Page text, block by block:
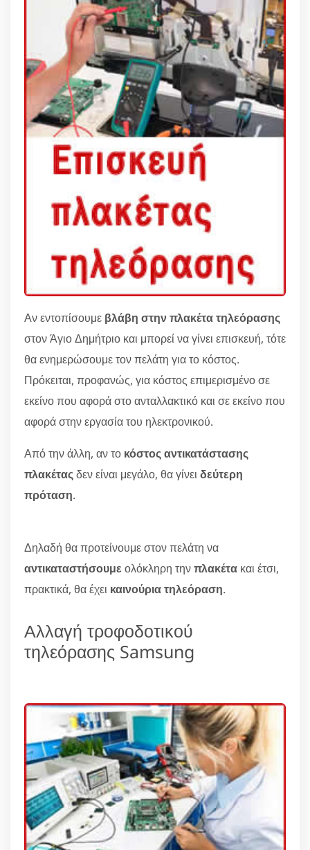
Αν εντοπίσουμε βλάβη στην πλακέτα τηλεόρασης
στον Άγιο Δημήτριο και μπορεί να γίνει επισκευή, τότε
θα ενημερώσουμε τον πελάτη για το κόστος.
Πρόκειται, προφανώς, για κόστος επιμερισμένο σε
εκείνο που αφορά στο ανταλλακτικό και σε εκείνο που
αφορά στην εργασία του ηλεκτρονικού.
Από την άλλη, αν το κόστος αντικατάστασης
πλακέταςδεν είναι μεγάλο, θα γίνει δεύτερη
πρόταση.
Δηλαδή θα προτείνουμε στον πελάτη να
αντικαταστήσουμε ολόκληρη τηνπλακέτα και έτσι,
πρακτικά, θα έχει καινούρια τηλεόραση.
Αλλαγή τροφοδοτικού
τηλεόρασης Samsung